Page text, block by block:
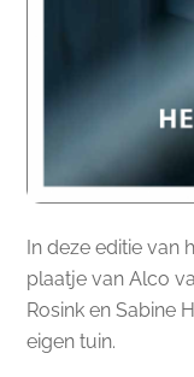
In deze editie van
plaatje van Alco
Rosink en Sabine
eigen tuin.